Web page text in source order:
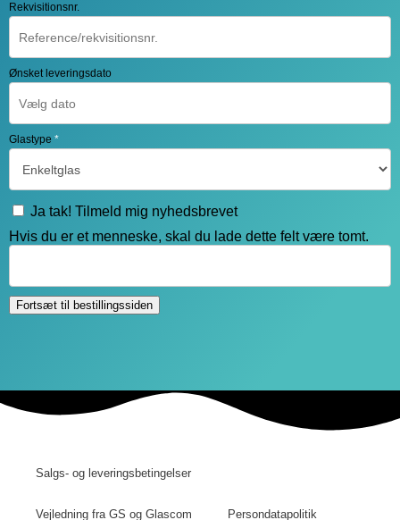
Rekvisitionsnr.
Ønsket leveringsdato
Glastype *
Ja tak! Tilmeld mig nyhedsbrevet
Hvis du er et menneske, skal du lade dette felt være tomt.
Fortsæt til bestillingssiden
Salgs- og leveringsbetingelser
Vejledning fra GS og Glascom Persondatapolitik